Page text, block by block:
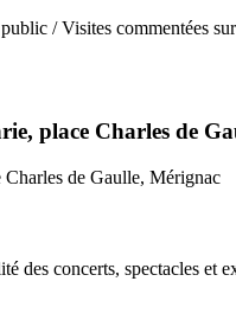
/ Visites commentées
place Charles de
de Gaulle, Mérignac
des concerts, spectacles